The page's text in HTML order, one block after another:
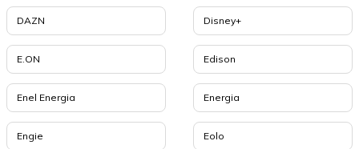
DAZN Disney+
E.ON Edison
Enel Energia Energia
Engie Eolo